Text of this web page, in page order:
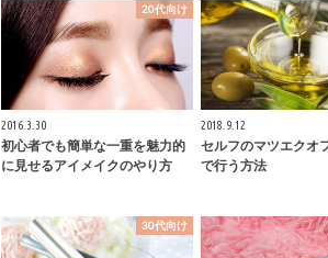
20代向け
2016.3.30
初心者でも簡単な一重を魅力的
に見せるアイメイクのやり方
2018.9.12
セルフのマツエクオ
で行う方法
30代向け